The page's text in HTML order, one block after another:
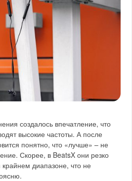
создалось впечатление, что
высокие частоты. А после
понятно, что «лучше» – не
Скорее, в BeatsX они резко
диапазоне, что не